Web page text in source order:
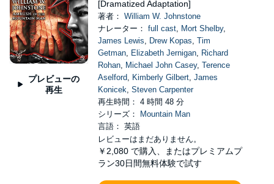
プレビューの
再生
[Dramatized Adaptation]
著者： William W. Johnstone
ナレーター： full cast, Mort Shelby,
James Lewis, Drew Kopas, Tim
Getman, Elizabeth Jernigan, Richard
Rohan, Michael John Casey, Terence
Aselford, Kimberly Gilbert, James
Konicek, Steven Carpenter
再生時間： 4 時間 48 分
シリーズ：
Mountain Man
言語： 英語
レビューはまだありません。
￥2,080 で購入、またはプレミアムプ
ラン30日間無料体験で試す